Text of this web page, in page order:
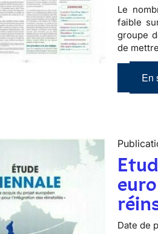
Le
faible
groupe
de
En
Date de